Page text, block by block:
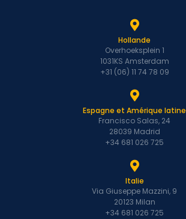
Hollande
Overhoeksplein 1
1031KS Amsterdam
+31 (06) 11 74 78 09
Espagne et Amérique latine
Francisco Salas, 24
28039 Madrid
+34 681 026 725
Italie
Via Giuseppe Mazzini, 9
20123 Milan
+34 681 026 725